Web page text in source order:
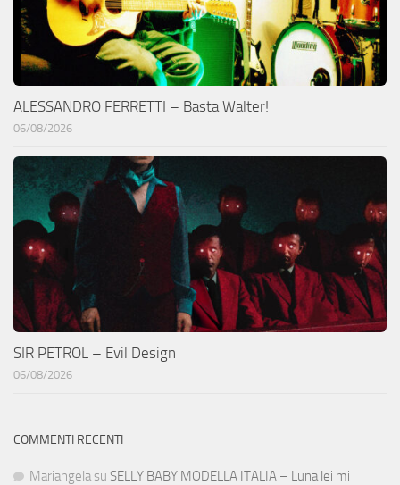
ALESSANDRO FERRETTI – Basta Walter!
06/08/2026
SIR PETROL – Evil Design
06/08/2026
COMMENTI RECENTI
Mariangela su SELLY BABY MODELLA ITALIA – Luna lei mi